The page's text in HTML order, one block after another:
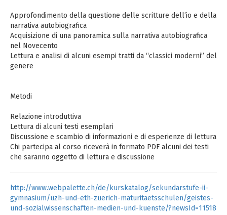
Approfondimento della questione delle scritture dell’io e della
narrativa autobiografica
Acquisizione di una panoramica sulla narrativa autobiografica
nel Novecento
Lettura e analisi di alcuni esempi tratti da “classici moderni” del
genere
Metodi
Relazione introduttiva
Lettura di alcuni testi esemplari
Discussione e scambio di informazioni e di esperienze di lettura
Chi partecipa al corso riceverà in formato PDF alcuni dei testi
che saranno oggetto di lettura e discussione
http://www.webpalette.ch/de/kurskatalog/sekundarstufe-ii-
gymnasium/uzh-und-eth-zuerich-maturitaetsschulen/geistes-
und-sozialwissenschaften-medien-und-kuenste/?newsId=11518